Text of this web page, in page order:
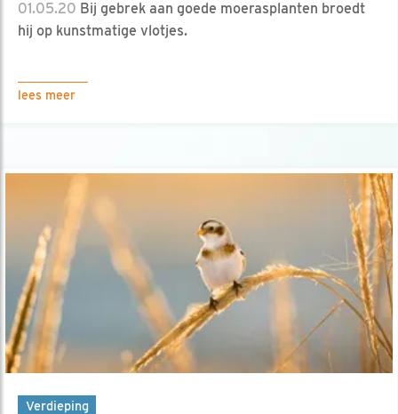
01.05.20 Bij gebrek aan goede moerasplanten broedt
hij op kunstmatige vlotjes.
lees meer
Verdieping